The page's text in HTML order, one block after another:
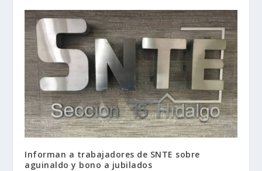
Informan a trabajadores de SNTE sobre
aguinaldo y bono a jubilados